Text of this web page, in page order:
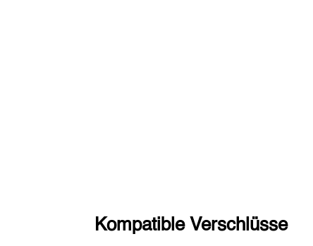
Kompatible Verschlüsse